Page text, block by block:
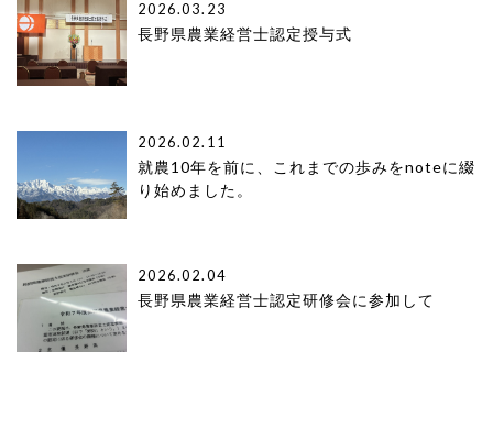
2026.03.23
長野県農業経営士認定授与式
2026.02.11
就農10年を前に、これまでの歩みをnoteに綴
り始めました。
2026.02.04
長野県農業経営士認定研修会に参加して